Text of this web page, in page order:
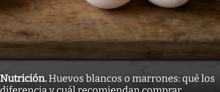
Nutrición. Huevos blancos o marrones: qué los